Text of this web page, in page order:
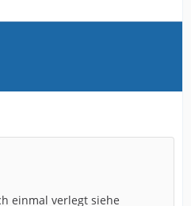
einmal verlegt siehe